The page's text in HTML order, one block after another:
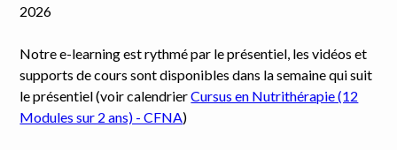
2026
Notre e-learning est rythmé par le présentiel, les vidéos et
supports de cours sont disponibles dans la semaine qui suit
le présentiel (voir calendrierCursus en Nutrithérapie (12
Modules sur 2 ans) - CFNA)